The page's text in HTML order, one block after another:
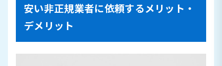
安い非正規業者に依頼するメリット・
デメリット